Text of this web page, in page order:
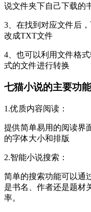
说文件夹下自己下载的
3、在找到对应文件后
改成TXT文件
4、也可以利用文件格
式的文件进行转换
七猫小说的主要功能
1.优质内容阅读：
提供简单易用的阅读界
的字体大小和排版
2.智能小说搜索：
简单的搜索功能可以通
是书名、作者还是题材
率。